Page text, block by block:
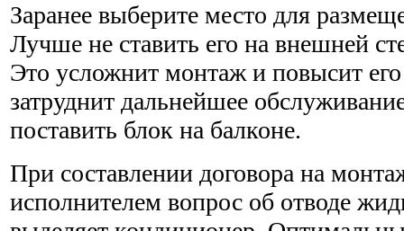
Заранее выберите место для
Лучше не ставить его на внешней
Это усложнит монтаж и повысит
затруднит дальнейшее
поставить блок на балконе.
При составлении договора на
исполнителем вопрос об отводе